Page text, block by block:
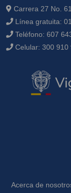
Carrera 27 No.
Línea gratuita:
Teléfono: 607
Celular: 300 910
Acerca de